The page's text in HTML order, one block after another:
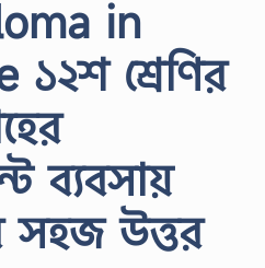
in
শ্রেণির
ব্যবসায়
উত্তর